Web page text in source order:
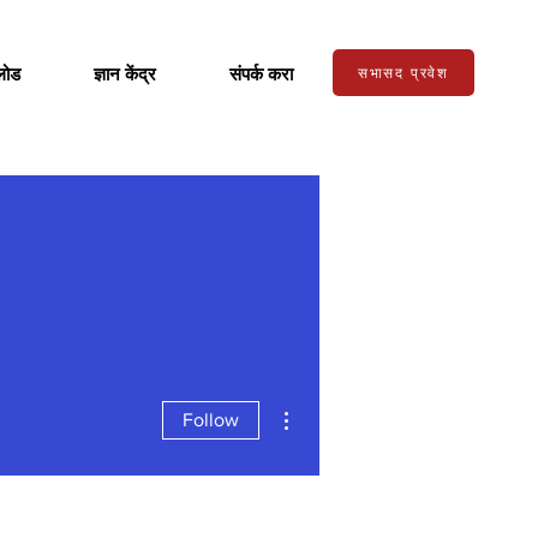
ज्ञान केंद्र संपर्क करा सभासद प्रवेश
Follow